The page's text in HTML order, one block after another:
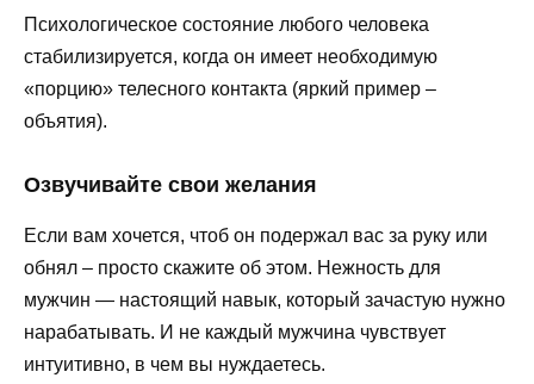
Психологическое состояние любого человека
стабилизируется, когда он имеет необходимую
«порцию» телесного контакта (яркий пример –
объятия).
Озвучивайте свои желания
Если вам хочется, чтоб он подержал вас за руку или
обнял – просто скажите об этом. Нежность для
мужчин — настоящий навык, который зачастую нужно
нарабатывать. И не каждый мужчина чувствует
интуитивно, в чем вы нуждаетесь.